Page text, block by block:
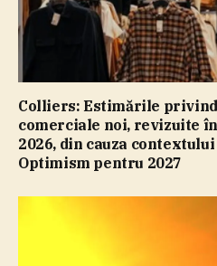
Colliers: Estimările
comerciale noi, revizuite
2026, din cauza
Optimism pentru 2027